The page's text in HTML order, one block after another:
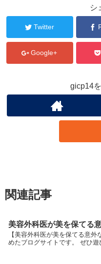
シ
Twitter
Google+
gicp14
関連記事
美容外科医が美を保てる
【美容外科医が美を保てる意
めたブログサイトです。 ぜひ遊